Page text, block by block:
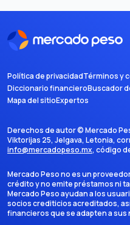
Política de privacidadTérminos y
Diccionario financieroBuscador
Mapa del sitioExpertos
Derechos de autor ©Mercado
Viktorijas 25, Jelgava, Letonia,
info@mercadopeso.mx, código
Mercado Peso no es un
crédito y no emite préstamos ni
Mercado Peso ayudan a los
socios crediticios acreditados,
financieros que se adapten a sus